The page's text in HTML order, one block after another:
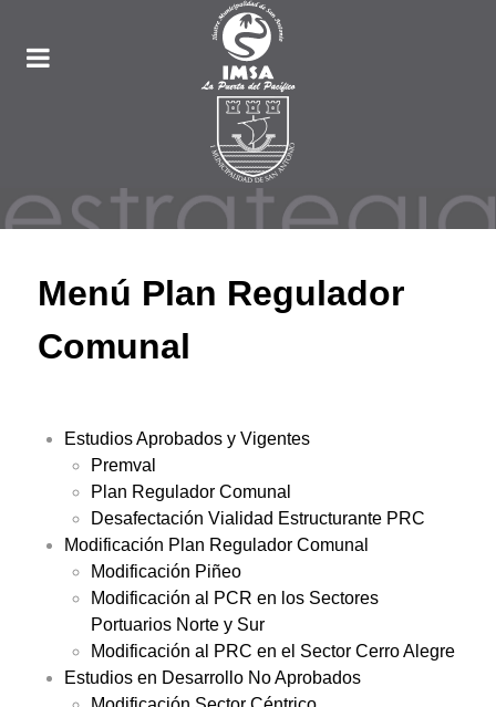
Menú Plan Regulador
Comunal
Estudios Aprobados y Vigentes
Premval
Plan Regulador Comunal
Desafectación Vialidad Estructurante PRC
Modificación Plan Regulador Comunal
Modificación Piñeo
Modificación al PCR en los Sectores
Portuarios Norte y Sur
Modificación al PRC en el Sector Cerro Alegre
Estudios en Desarrollo No Aprobados